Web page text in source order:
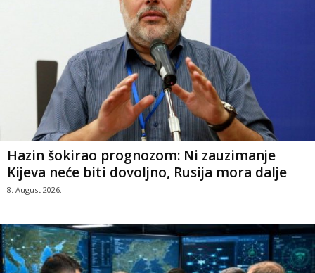
Hazin šokirao prognozom: Ni zauzimanje
Kijeva neće biti dovoljno, Rusija mora dalje
8. August 2026.